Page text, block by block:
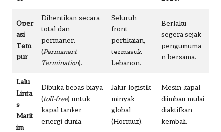
Oper
asi
Tem
pur
Dihentikan secara
total dan
permanen
(Permanent
Termination).
Seluruh
front
pertikaian,
termasuk
Lebanon.
Berlaku
segera sejak
pengumuma
n bersama.
Lalu
Linta
s
Marit
im
Dibuka bebas biaya
(toll-free) untuk
kapal tanker
energi dunia.
Jalur logistik
minyak
global
(Hormuz).
Mesin kapal
diimbau mulai
diaktifkan
kembali.